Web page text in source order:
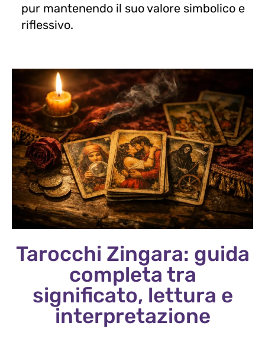
pur mantenendo il suo valore simbolico e
riflessivo.
Tarocchi Zingara: guida
completa tra
significato, lettura e
interpretazione